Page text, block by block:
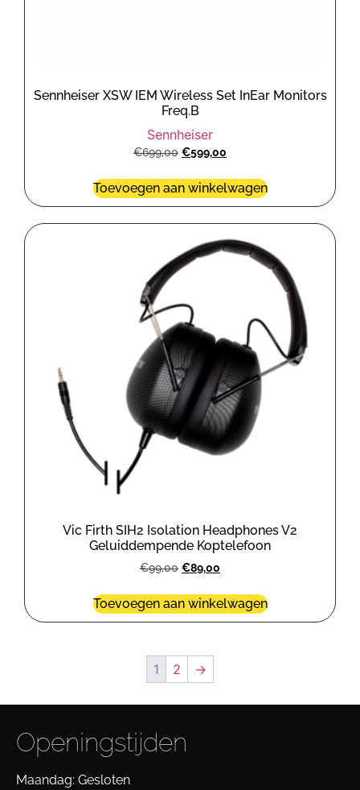
Sennheiser XSW IEM Wireless Set InEar Monitors
Freq.B
Sennheiser
€699,00 €599,00
Toevoegen aan winkelwagen
Vic Firth SIH2 Isolation Headphones V2
Geluiddempende Koptelefoon
€99,00 €89,00
Toevoegen aan winkelwagen
1 2 →
Openingstijden
Maandag: Gesloten